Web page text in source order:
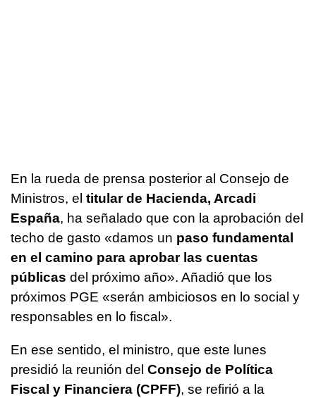
En la rueda de prensa posterior al Consejo de
Ministros, el titular de Hacienda, Arcadi
España, ha señalado que con la aprobación del
techo de gasto «damos un paso fundamental
en el camino para aprobar las cuentas
públicas del próximo año». Añadió que los
próximos PGE «serán ambiciosos en lo social y
responsables en lo fiscal».
En ese sentido, el ministro, que este lunes
presidió la reunión del Consejo de Política
Fiscal y Financiera (CPFF), se refirió a la